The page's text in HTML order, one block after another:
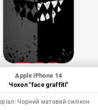
Apple iPhone 14
Чохол "face graffiti"
Чорний матовий силікон